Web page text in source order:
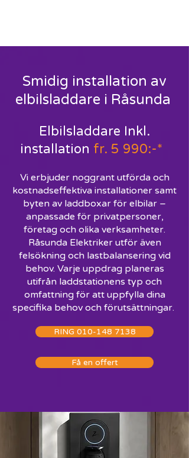
Smidig installation av
elbilsladdare i Råsunda
Elbilsladdare Inkl.
installation fr. 5 990:-*
Vi erbjuder noggrant utförda och
kostnadseffektiva installationer samt
byten av laddboxar för elbilar –
anpassade för privatpersoner,
företag och olika verksamheter.
Råsunda Elektriker utför även
felsökning och lastbalansering vid
behov. Varje uppdrag planeras
utifrån laddstationens typ och
omfattning för att uppfylla dina
specifika behov och förutsättningar.
RING 010-148 7138
Få en offert